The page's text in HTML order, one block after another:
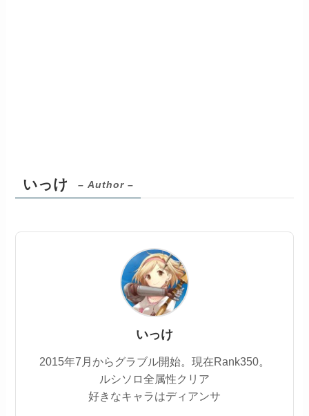
いっけ – Author –
いっけ
2015年7月からグラブル開始。現在Rank350。
ルシソロ全属性クリア
好きなキャラはディアンサ